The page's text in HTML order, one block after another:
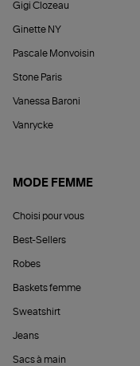
Gigi Clozeau
Ginette NY
Pascale Monvoisin
Stone Paris
Vanessa Baroni
Vanrycke
MODE FEMME
Choisi pour vous
Best-Sellers
Robes
Baskets femme
Sweatshirt
Jeans
Sacs à main